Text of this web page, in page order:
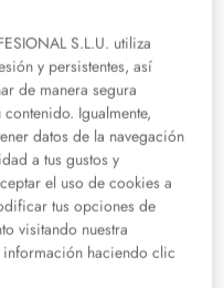
y Citodiagnóstico en
y Citodiagnóstico en
y Citodiagnóstico en
y Citodiagnóstico en Murcia
y Citodiagnóstico en Sevilla
S.L.U. utiliza
y persistentes, así
de manera segura
Igualmente,
datos de la navegación
a tus gustos y
el uso de cookies a
tus opciones de
visitando nuestra
información haciendo clic